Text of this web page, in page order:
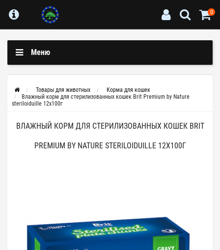
0
Меню
Товары для животных
Корма для кошек
Влажный корм для стерилизованных кошек Brit Premium by Nature
steriloiduille 12х100г
ВЛАЖНЫЙ КОРМ ДЛЯ СТЕРИЛИЗОВАННЫХ КОШЕК BRIT
PREMIUM BY NATURE STERILOIDUILLE 12Х100Г